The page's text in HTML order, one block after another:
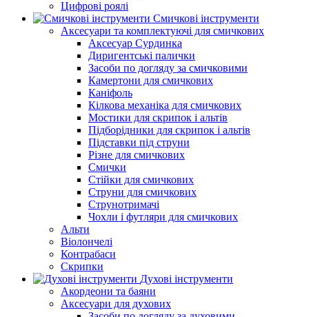
Цифрові роялі
Смичкові інструменти
Аксесуари та комплектуючі для смичкових
Аксесуар Сурдинка
Диригентські палички
Засоби по догляду за смичковими
Камертони для смичкових
Каніфоль
Кілкова механіка для смичкових
Мостики для скрипок і альтів
Підборiдники для скрипок і альтів
Підставки під струни
Різне для смичкових
Смички
Стійки для смичкових
Струни для смичкових
Струнотримачі
Чохли і футляри для смичкових
Альти
Віолончелі
Контрабаси
Скрипки
Духові інструменти
Акордеони та баяни
Аксесуари для духових